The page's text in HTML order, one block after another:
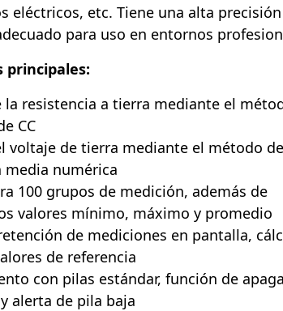
eléctricos, etc. Tiene una alta
para uso en entornos
principales:
la resistencia a tierra mediante el
CC
voltaje de tierra mediante el método de
numérica
100 grupos de medición, además de
valores mínimo, máximo y promedio
de mediciones en pantalla,
de referencia
con pilas estándar, función de
alerta de pila baja